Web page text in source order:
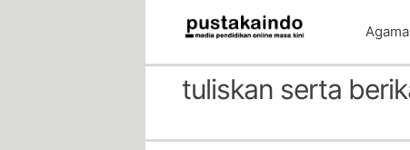
Agama
tuliskan serta